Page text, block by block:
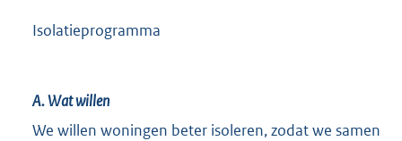
Isolatieprogramma
A. Wat willen
We willen woningen beter isoleren, zodat we samen